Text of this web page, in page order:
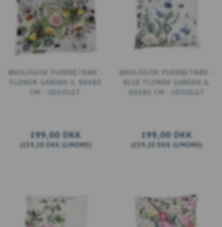
ØKOLOGISK PUDEBETRÆK -
FLOWER GARDEN JL 80X80
CM - UDSOLGT
199,00 DKK
( 159,20 DKK U/MOMS)
ØKOLOGISK PUDEBETRÆK -
BLUE FLOWER GARDEN JL
80X80 CM - UDSOLGT
199,00 DKK
( 159,20 DKK U/MOMS)